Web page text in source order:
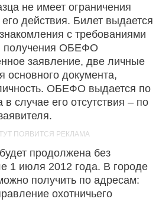
не имеет ограничения
действия. Билет выдается
с требованиями
получения ОБЕФО
заявление, две личные
основного документа,
ОБЕФО выдается по
в случае его отсутствия – по
продолжена без
1 июля 2012 года. В городе
получить по адресам:
охотничьего